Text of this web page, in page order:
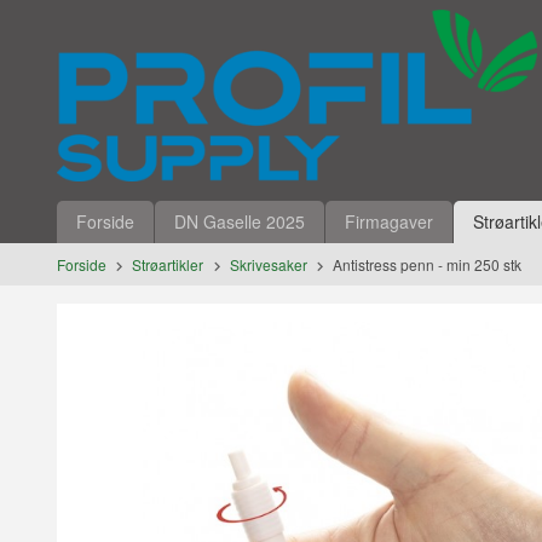
innholdet
Produkter
Forside DN Gaselle 2025 Firmagaver
Forside Strøartikler Skrivesaker Antistress penn - min 250 stk